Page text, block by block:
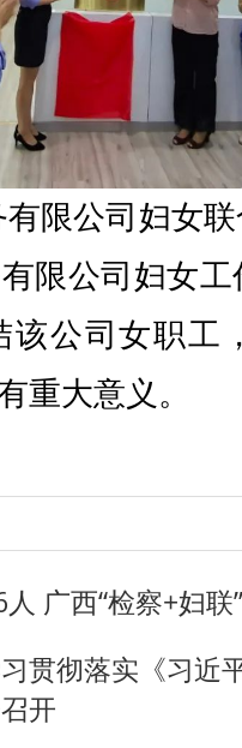
限公司妇女
限公司妇女
该公司女职工
重大意义。
广西“检察+妇
贯彻落实《习近
开